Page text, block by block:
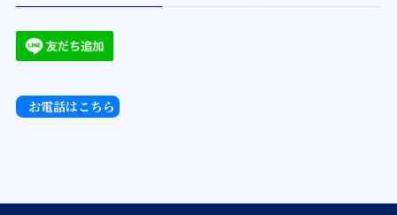
お電話はこちら